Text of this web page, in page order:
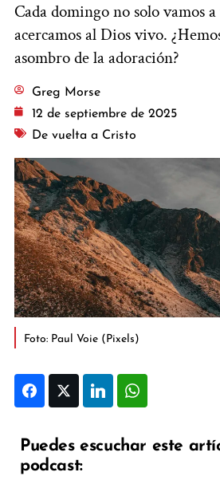
Cada domingo no solo vamos
acercamos al Dios vivo.
asombro de la adoración?
Greg Morse
12 de septiembre de 2025
De vuelta a Cristo
Foto: Paul Voie (Pixels)
FacebookTwitter LinkedIn
Puedes escuchar este
podcast: